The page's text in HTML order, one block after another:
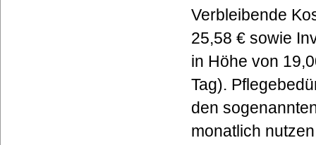
Verbleibende
25,58 € sowie
in Höhe von
Tag).
den
monatlich